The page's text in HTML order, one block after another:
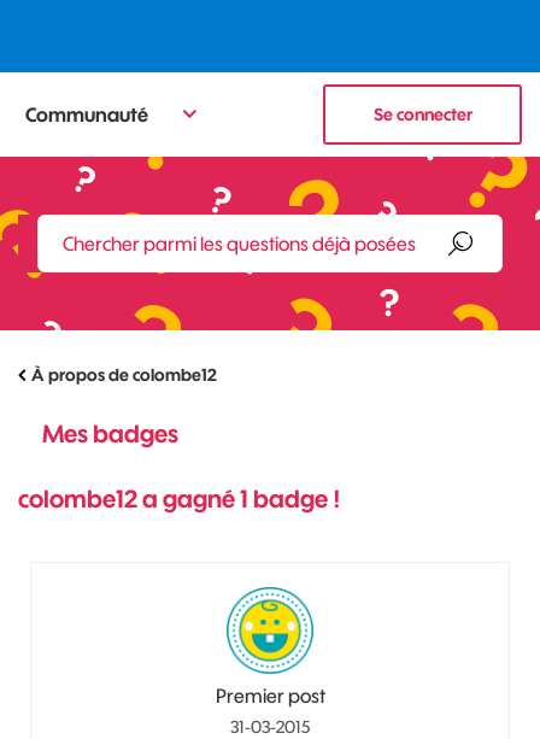
Communauté Se connecter
À propos de colombe12
Mes badges
colombe12 a gagné 1 badge !
Premier post
‎31-03-2015